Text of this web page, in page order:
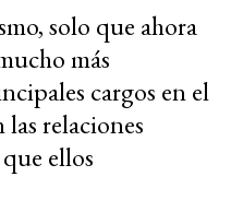
solo que ahora
más
cargos en el
relaciones
ellos